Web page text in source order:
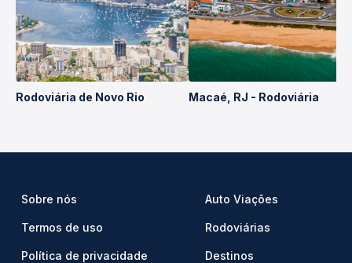
Rodoviária de Novo Rio Macaé, RJ - Rodoviária
Sobre nós
Termos de uso
Política de privacidade
Auto Viações
Rodoviárias
Destinos